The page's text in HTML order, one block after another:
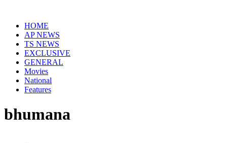
contentHOME
AP NEWS
TS NEWS
EXCLUSIVE
GENERAL
Movies
National
Features
bhumana